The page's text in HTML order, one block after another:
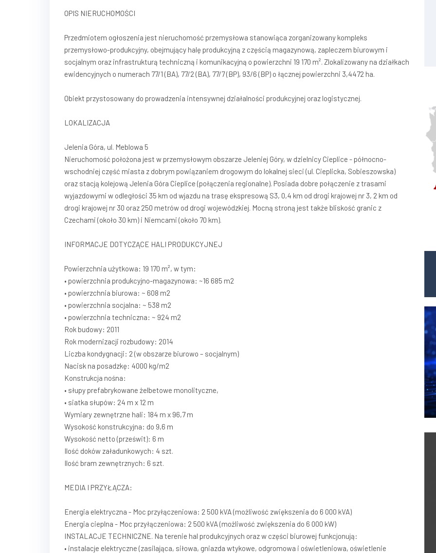
OPIS NIERUCHOMOŚCI
Przedmiotem ogłoszenia jest nieruchomość przemysłowa stanowiąca zorganizowany kompleks
przemysłowo-produkcyjny, obejmujący halę produkcyjną z częścią magazynową, zapleczem biurowym i
socjalnym oraz infrastrukturą techniczną i komunikacyjną o powierzchni 19 170 m². Zlokalizowany na działkach
ewidencyjnych o numerach 77/1 (BA), 77/2 (BA), 77/7 (BP), 93/6 (BP) o łącznej powierzchni 3,4472 ha.
Obiekt przystosowany do prowadzenia intensywnej działalności produkcyjnej oraz logistycznej.
LOKALIZACJA
Jelenia Góra, ul. Meblowa 5
Nieruchomość położona jest w przemysłowym obszarze Jeleniej Góry, w dzielnicy Cieplice - północno-
wschodniej część miasta z dobrym powiązaniem drogowym do lokalnej sieci (ul. Cieplicka, Sobieszowska)
oraz stacją kolejową Jelenia Góra Cieplice (połączenia regionalne). Posiada dobre połączenie z trasami
wyjazdowymi w odległości 35 km od wjazdu na trasę ekspresową S3, 0,4 km od drogi krajowej nr 3, 2 km od
drogi krajowej nr 30 oraz 250 metrów od drogi wojewódzkiej. Mocną stroną jest także bliskość granic z
Czechami (około 30 km) i Niemcami (około 70 km).
INFORMACJE DOTYCZĄCE HALI PRODUKCYJNEJ
Powierzchnia użytkowa: 19 170 m², w tym:
• powierzchnia produkcyjno-magazynowa: ~16 685 m2
• powierzchnia biurowa: ~ 608 m2
• powierzchnia socjalna: ~ 538 m2
• powierzchnia techniczna: ~ 924 m2
Rok budowy: 2011
Rok modernizacji rozbudowy: 2014
Liczba kondygnacji: 2 (w obszarze biurowo – socjalnym)
Nacisk na posadzkę: 4000 kg/m2
Konstrukcja nośna:
• słupy prefabrykowane żelbetowe monolityczne,
• siatka słupów: 24 m x 12 m
Wymiary zewnętrzne hali: 184 m x 96,7 m
Wysokość konstrukcyjna: do 9,6 m
Wysokość netto (prześwit): 6 m
Ilość doków załadunkowych: 4 szt.
Ilość bram zewnętrznych: 6 szt.
MEDIA I PRZYŁĄCZA:
Energia elektryczna - Moc przyłączeniowa: 2 500 kVA (możliwość zwiększenia do 6 000 kVA)
Energia cieplna - Moc przyłączeniowa: 2 500 kVA (możliwość zwiększenia do 6 000 kW)
INSTALACJE TECHNICZNE. Na terenie hal produkcyjnych oraz w części biurowej funkcjonują:
• instalacje elektryczne (zasilająca, siłowa, gniazda wtykowe, odgromowa i oświetleniowa, oświetlenie